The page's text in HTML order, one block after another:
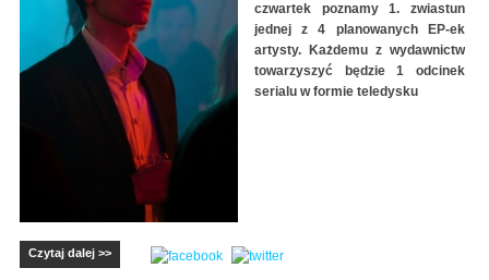
czwartek poznamy 1. zwiastun
jednej z 4 planowanych EP-ek
artysty. Każdemu z wydawnictw
towarzyszyć będzie 1 odcinek
serialu w formie teledysku
Czytaj dalej >>